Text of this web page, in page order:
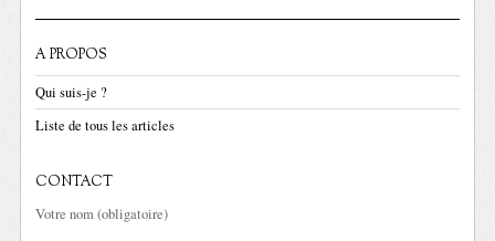
A PROPOS
Qui suis-je ?
Liste de tous les articles
CONTACT
Votre nom (obligatoire)